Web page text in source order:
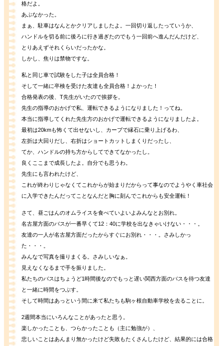
格だよ。
あぶなかった。
まぁ、駐車はなんとかクリアしましたよ。一回切り返したっていうか、
ハンドルを切る前に後ろに行き過ぎたのでもう一回前へ進んだんだけど、
とりあえずそれくらいだったかな。
しかし、焦りは禁物ですな。
私と同じ車で試験をした子は全員合格！
そして一緒に卒検を受けた友達も全員合格！よかった！
合格発表の後、T先生がいたので挨拶を。
先生の指導のおかげで私、運転できるようになりました！ってね。
本当に指導してくれた先生方のおかげで運転できるようになりましたよ。
最初は20kmも怖くて出せないし、カーブで縁石に乗り上げるわ、
左折は大回りだし、右折はショートカットしまくりだったし、
てか、ハンドルの持ち方からしてできてなかったし。
良くここまで成長したよ。自分でも思うわ。
先生にも言われたけど、
これが終わりじゃなくてこれからが始まりだからって事なのでようやく車社会
に入学できたんだってことなんだと胸に刻んでこれからも安全運転！
さて、昼ごはんのオムライスを食べていよいよみんなとお別れ。
名古屋方面のバスが一番早くて12：40に学校を出なきゃいけない・・・。
友達の一人が名古屋方面だったからすぐにお別れ・・・。さみしかっ
た・・・。
みんなで写真を撮りまくる。さみしいなぁ。
見えなくなるまで手を振りました。
私たちのバスはちょうど1時間後なのでもっと遅い関西方面のバスを待つ友達
と一緒に時間をつぶす。
そして時間はあっという間に来て私たちも駒ヶ根自動車学校を去ることに。
2週間本当にいろんなことがあったと思う。
楽しかったことも、つらかったことも（主に勉強が）、
悲しいことはあんまり無かったけど失敗もたくさんしたけど、結果的には合格